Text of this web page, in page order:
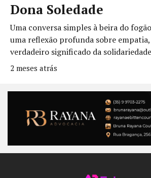
Dona Soledade
Uma conversa simples à beira do
uma reflexão profunda sobre
verdadeiro significado da
2 meses atrás